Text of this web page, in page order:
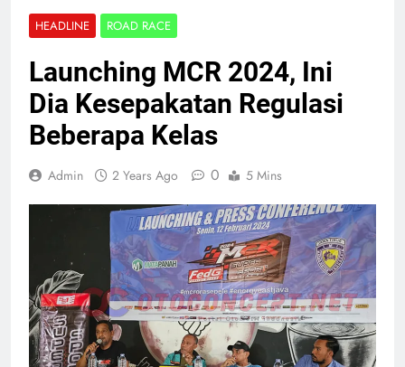
HEADLINE ROAD RACE
Launching MCR 2024, Ini
Dia Kesepakatan Regulasi
Beberapa Kelas
Admin 2 Years Ago 0 5 Mins